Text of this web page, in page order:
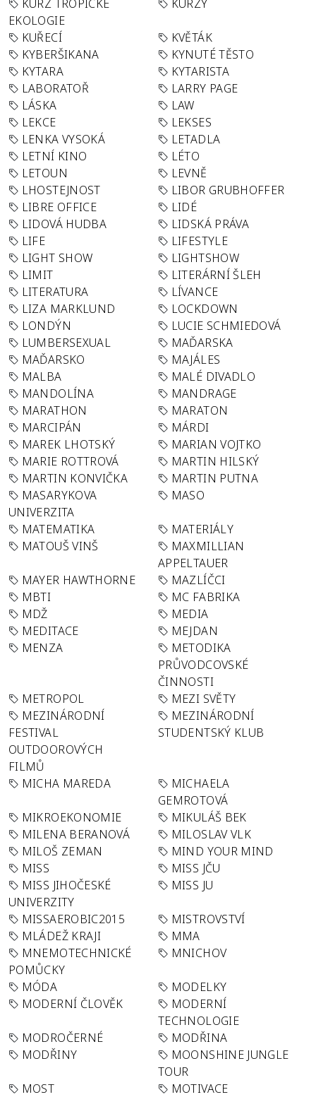
KURZ TROPICKÉ
EKOLOGIE
KURZY
KUŘECÍ
KVĚTÁK
KYBERŠIKANA
KYNUTÉ TĚSTO
KYTARA
KYTARISTA
LABORATOŘ
LARRY PAGE
LÁSKA
LAW
LEKCE
LEKSES
LENKA VYSOKÁ
LETADLA
LETNÍ KINO
LÉTO
LETOUN
LEVNĚ
LHOSTEJNOST
LIBOR GRUBHOFFER
LIBRE OFFICE
LIDÉ
LIDOVÁ HUDBA
LIDSKÁ PRÁVA
LIFE
LIFESTYLE
LIGHT SHOW
LIGHTSHOW
LIMIT
LITERÁRNÍ ŠLEH
LITERATURA
LÍVANCE
LIZA MARKLUND
LOCKDOWN
LONDÝN
LUCIE SCHMIEDOVÁ
LUMBERSEXUAL
MAĎARSKA
MAĎARSKO
MAJÁLES
MALBA
MALÉ DIVADLO
MANDOLÍNA
MANDRAGE
MARATHON
MARATON
MARCIPÁN
MÁRDI
MAREK LHOTSKÝ
MARIAN VOJTKO
MARIE ROTTROVÁ
MARTIN HILSKÝ
MARTIN KONVIČKA
MARTIN PUTNA
MASARYKOVA
UNIVERZITA
MASO
MATEMATIKA
MATERIÁLY
MATOUŠ VINŠ
MAXMILLIAN
APPELTAUER
MAYER HAWTHORNE
MAZLÍČCI
MBTI
MC FABRIKA
MDŽ
MEDIA
MEDITACE
MEJDAN
MENZA
METODIKA
PRŮVODCOVSKÉ
ČINNOSTI
METROPOL
MEZI SVĚTY
MEZINÁRODNÍ
FESTIVAL
OUTDOOROVÝCH
FILMŮ
MEZINÁRODNÍ
STUDENTSKÝ KLUB
MICHA MAREDA
MICHAELA
GEMROTOVÁ
MIKROEKONOMIE
MIKULÁŠ BEK
MILENA BERANOVÁ
MILOSLAV VLK
MILOŠ ZEMAN
MIND YOUR MIND
MISS
MISS JČU
MISS JIHOČESKÉ
UNIVERZITY
MISS JU
MISSAEROBIC2015
MISTROVSTVÍ
MLÁDEŽ KRAJI
MMA
MNEMOTECHNICKÉ
POMŮCKY
MNICHOV
MÓDA
MODELKY
MODERNÍ ČLOVĚK
MODERNÍ
TECHNOLOGIE
MODROČERNÉ
MODŘINA
MODŘINY
MOONSHINE JUNGLE
TOUR
MOST
MOTIVACE